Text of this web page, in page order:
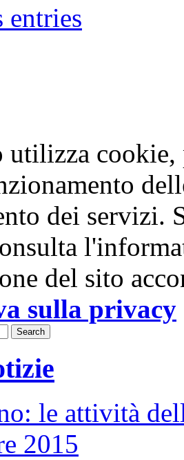
entries
utilizza
dei servizi.
del sito
sulla privacy
le attività
2015